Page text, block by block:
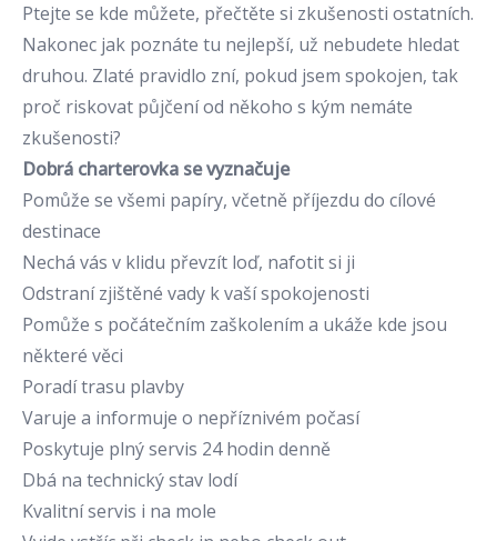
Ptejte se kde můžete, přečtěte si zkušenosti ostatních.
Nakonec jak poznáte tu nejlepší, už nebudete hledat
druhou. Zlaté pravidlo zní, pokud jsem spokojen, tak
proč riskovat půjčení od někoho s kým nemáte
zkušenosti?
Dobrá charterovka se vyznačuje
Pomůže se všemi papíry, včetně příjezdu do cílové
destinace
Nechá vás v klidu převzít loď, nafotit si ji
Odstraní zjištěné vady k vaší spokojenosti
Pomůže s počátečním zaškolením a ukáže kde jsou
některé věci
Poradí trasu plavby
Varuje a informuje o nepříznivém počasí
Poskytuje plný servis 24 hodin denně
Dbá na technický stav lodí
Kvalitní servis i na mole